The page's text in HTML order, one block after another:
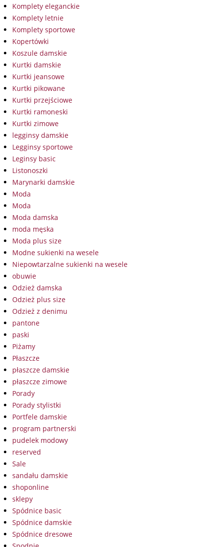
Komplety eleganckie
Komplety letnie
Komplety sportowe
Kopertówki
Koszule damskie
Kurtki damskie
Kurtki jeansowe
Kurtki pikowane
Kurtki przejściowe
Kurtki ramoneski
Kurtki zimowe
legginsy damskie
Legginsy sportowe
Leginsy basic
Listonoszki
Marynarki damskie
Moda
Moda
Moda damska
moda męska
Moda plus size
Modne sukienki na wesele
Niepowtarzalne sukienki na wesele
obuwie
Odzież damska
Odzież plus size
Odzież z denimu
pantone
paski
Piżamy
Płaszcze
płaszcze damskie
płaszcze zimowe
Porady
Porady stylistki
Portfele damskie
program partnerski
pudelek modowy
reserved
Sale
sandału damskie
shoponline
sklepy
Spódnice basic
Spódnice damskie
Spódnice dresowe